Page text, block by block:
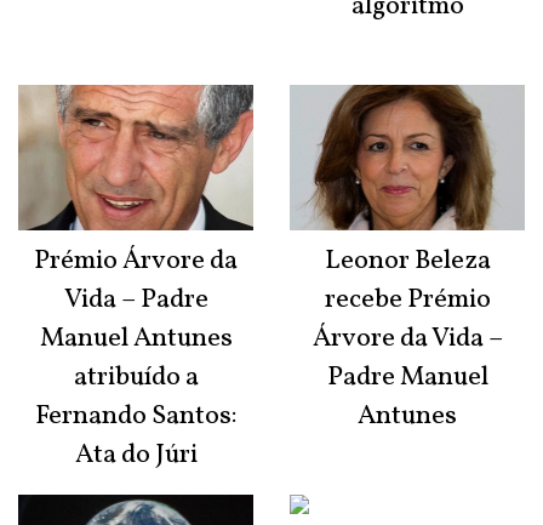
Prémio Árvore da
Vida – Padre
Manuel Antunes
atribuído a
Fernando Santos:
Ata do Júri
Leonor Beleza
recebe Prémio
Árvore da Vida –
Padre Manuel
Antunes